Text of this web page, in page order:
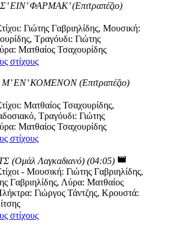
ΕΙΝ’ ΦΑΡΜΑΚ’ (Επιτραπέζιο)
Γιώτης Γαβριηλίδης, Μουσική:
Τραγόυδι: Γιώτης
Ματθαίος Τσαχουρίδης
στίχους
ΕΝ’ ΚΟΜΕΝΟΝ (Επιτραπέζιο)
Ματθαίος Τσαχουρίδης,
Τραγόυδι: Γιώτης
Ματθαίος Τσαχουρίδης
στίχους
(Ομάλ Λαγκαδιανό) (04:05) movie
- Μουσική: Γιώτης Γαβριηλίδης,
Γαβριηλίδης, Λύρα: Ματθαίος
Γιώργος Τάντζης, Κρουστά:
στίχους